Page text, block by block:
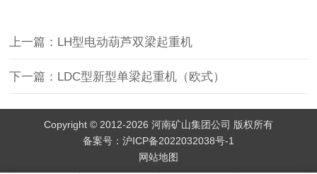
上一篇：LH型电动葫芦双梁起重机
下一篇：LDC型新型单梁起重机（欧式）
Copyright © 2012-2026 河南矿山集团公司 版权所有
备案号： 沪ICP备2022032038号-1
网站地图